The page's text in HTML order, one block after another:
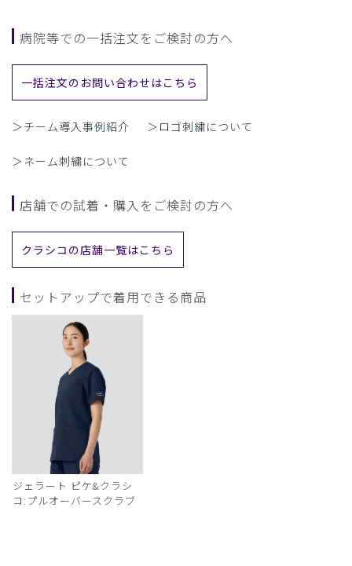
病院等での一括注文をご検討の方へ
一括注文のお問い合わせはこちら
＞チーム導入事例紹介 ＞ロゴ刺繍について
＞ネーム刺繍について
店舗での試着・購入をご検討の方へ
クラシコの店舗一覧はこちら
セットアップで着用できる商品
ジェラート ピケ&クラシ
コ:プルオーバースクラブ